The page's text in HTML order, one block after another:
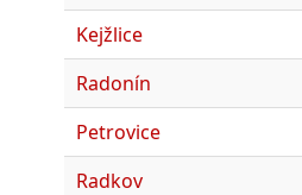
Kejžlice
Radonín
Petrovice
Radkov